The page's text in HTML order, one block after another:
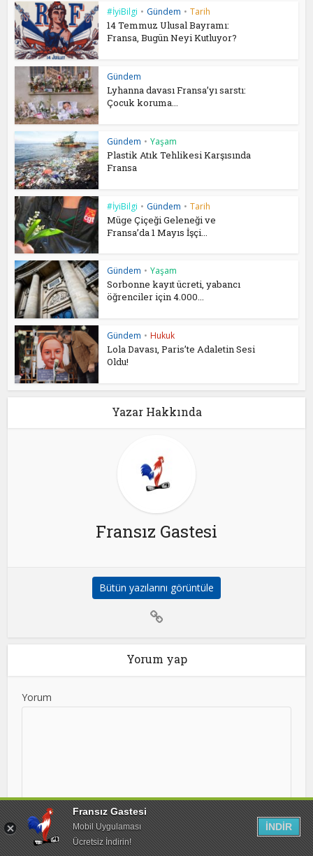
#İyiBilgi • Gündem • Tarih
14 Temmuz Ulusal Bayramı:
Fransa, Bugün Neyi Kutluyor?
Gündem
Lyhanna davası Fransa’yı sarstı:
Çocuk koruma...
Gündem • Yaşam
Plastik Atık Tehlikesi Karşısında
Fransa
#İyiBilgi • Gündem • Tarih
Müge Çiçeği Geleneği ve
Fransa’da 1 Mayıs İşçi...
Gündem • Yaşam
Sorbonne kayıt ücreti, yabancı
öğrenciler için 4.000...
Gündem • Hukuk
Lola Davası, Paris’te Adaletin Sesi
Oldu!
Yazar Hakkında
Fransız Gastesi
Bütün yazılarını görüntüle
Yorum yap
Yorum
Ad*
Fransız Gastesi
Mobil Uygulaması
Ücretsiz İndirin!
İNDİR